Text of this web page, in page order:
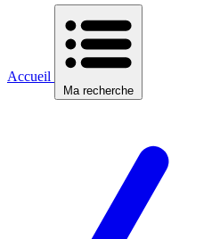
Accueil
Ma recherche